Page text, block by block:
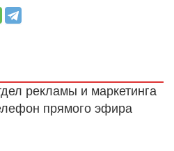
рекламы и маркетинга
прямого эфира